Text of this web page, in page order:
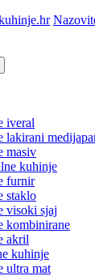
iveral
lakirani
masiv
kuhinje
furnir
staklo
visoki sjaj
kombinirane
akril
kuhinje
ultra mat